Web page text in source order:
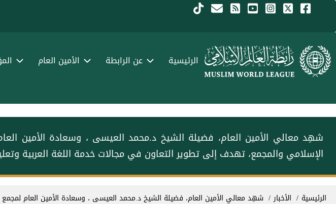
تجاوز إلى المحتوى الرئيسي
Menu Arabic الرئيسية عن الرابطة الأمين العام
شهِد معالي الأمين العام، فضيلة الشيخ د.⁧‫محمد العيسى‬⁩ ‬⁩، وسعادة الأمين
الإسلامي‬⁩ والمجمع، تهدف إلى تطوير التعاون في مجالات خدمة اللغة العربية
مسار التنقل
الرئيسية الأخبار شهِد معالي الأمين العام، فضيلة الشيخ د.⁧‫محمد العيسى‬⁩ ‬⁩، وسعادة الأمين العام لمجمع